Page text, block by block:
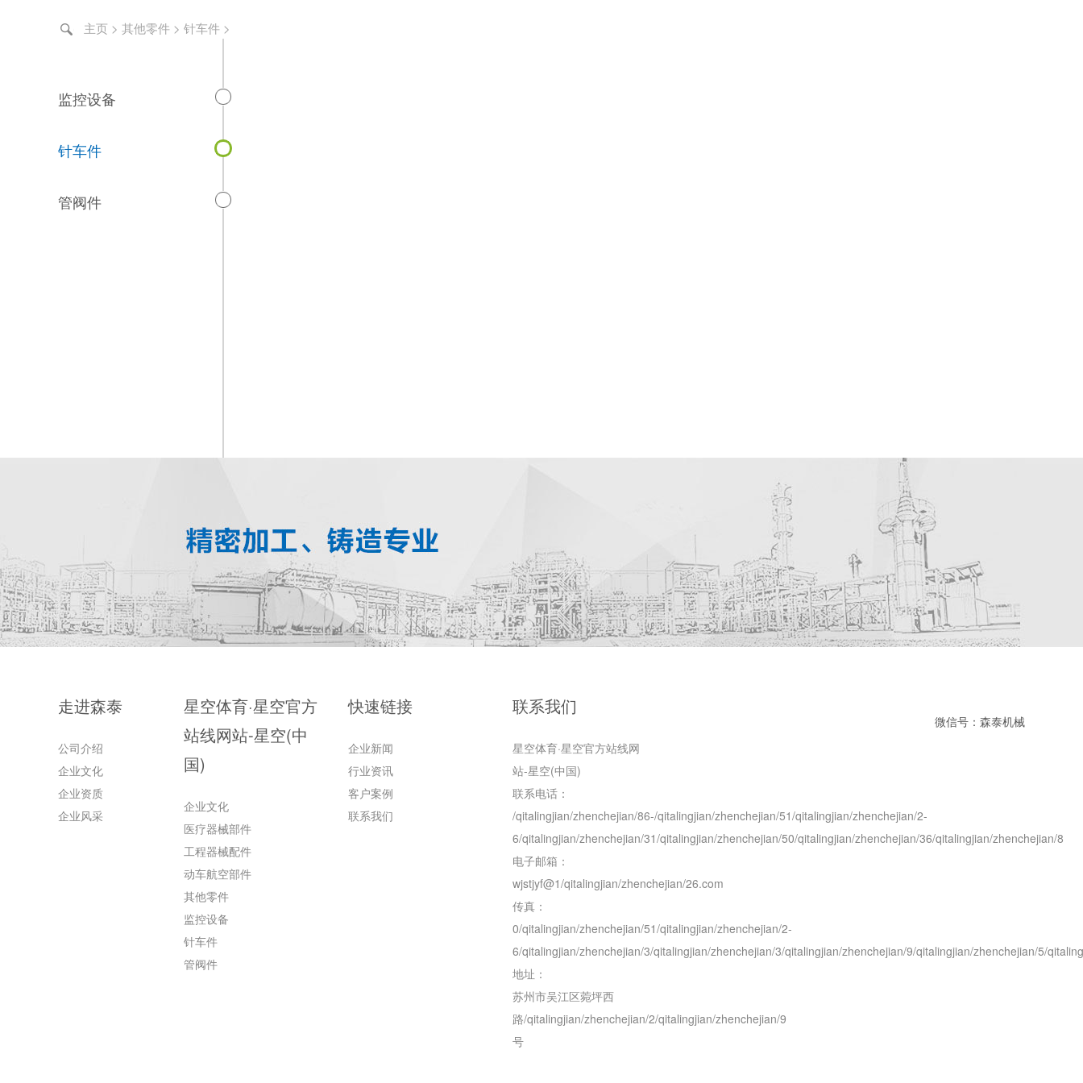
主页 > 其他零件 > 针车件 >
监控设备
针车件
管阀件
走进森泰
公司介绍
企业文化
企业资质
企业风采
星空体育·星空官方
站线网站-星空(中
国)
企业文化
医疗器械部件
工程器械配件
动车航空部件
其他零件
监控设备
针车件
管阀件
快速链接
企业新闻
行业资讯
客户案例
联系我们
联系我们
星空体育·星空官方站线网
站-星空(中国)
联系电话：
/qitalingjian/zhenchejian/86-/qitalingjian/zhenchejian/51/qitalingjian/zhenchejian/2-
6/qitalingjian/zhenchejian/31/qitalingjian/zhenchejian/50/qitalingjian/zhenchejian/36/qitalingjian/zhenchejian/8
电子邮箱：
wjstjyf@1/qitalingjian/zhenchejian/26.com
传真：
0/qitalingjian/zhenchejian/51/qitalingjian/zhenchejian/2-
6/qitalingjian/zhenchejian/3/qitalingjian/zhenchejian/3/qitalingjian/zhenchejian/9/qitalingjian/zhenchejian/5/
地址：
苏州市吴江区菀坪西
路/qitalingjian/zhenchejian/2/qitalingjian/zhenchejian/9
号
微信号：森泰机械